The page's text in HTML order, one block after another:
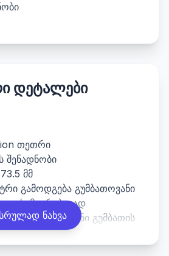
დეტალები
თეთრი
შენადნობი
მმ
გამოდგება გუმბათოვანი
დასამაგრებლად
სამაგრი მინი გუმბათის
სრულად ნახვა